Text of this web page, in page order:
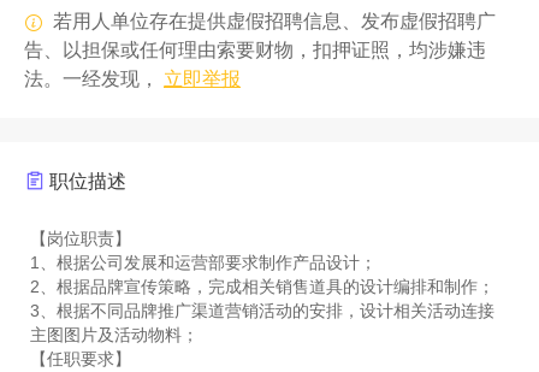
若用人单位存在提供虚假招聘信息、发布虚假招聘广
告、以担保或任何理由索要财物，扣押证照，均涉嫌违
法。一经发现，
立即举报
职位描述
【岗位职责】
1、根据公司发展和运营部要求制作产品设计；
2、根据品牌宣传策略，完成相关销售道具的设计编排和制作；
3、根据不同品牌推广渠道营销活动的安排，设计相关活动连接
主图图片及活动物料；
【任职要求】